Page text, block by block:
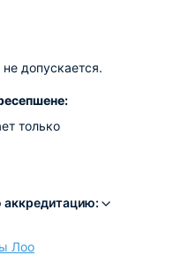
допускается.
только
аккредитацию:
Лоо